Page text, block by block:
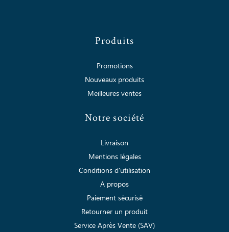
Produits
Promotions
Nouveaux produits
Meilleures ventes
Notre société
Livraison
Mentions légales
Conditions d'utilisation
A propos
Paiement sécurisé
Retourner un produit
Service Après Vente (SAV)